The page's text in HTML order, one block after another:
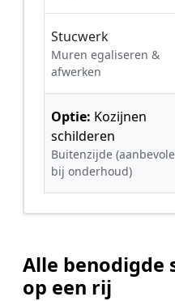
Stucwerk
Muren egaliseren &
afwerken
Optie: Kozijnen
schilderen
Buitenzijde
bij onderhoud)
Alle benodigde
op een rij